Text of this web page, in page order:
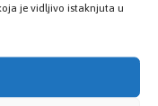
je vidljivo istaknjuta u